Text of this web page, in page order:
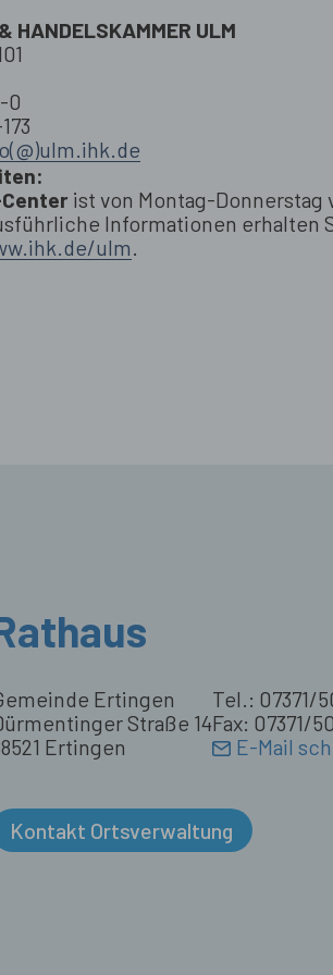
HANDELSKAMMER ULM
0
ist von Montag-Donnerstag
Informationen erhalten
ulm.
Ertingen
Straße 14
Ertingen
Tel.: 07371/
Fax: 07371/
E-Mail
Kontakt Ortsverwaltung